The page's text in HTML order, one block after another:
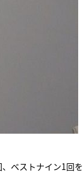
ベストナイン1回を